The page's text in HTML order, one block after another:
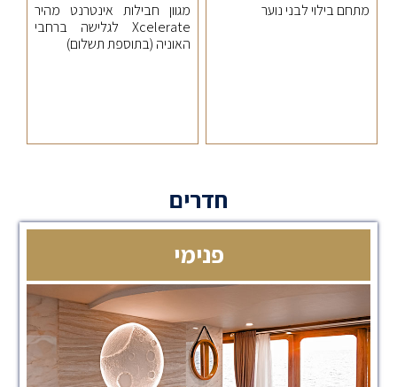
מתחם בילוי לבני נוער
מגוון חבילות אינטרנט מהיר
Xcelerate לגלישה ברחבי
האוניה (בתוספת תשלום)
חדרים
פנימי